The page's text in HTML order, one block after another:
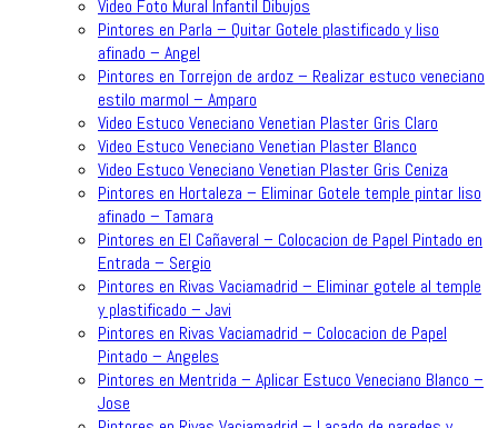
Video Foto Mural Infantil Dibujos
Pintores en Parla – Quitar Gotele plastificado y liso
afinado – Angel
Pintores en Torrejon de ardoz – Realizar estuco veneciano
estilo marmol – Amparo
Video Estuco Veneciano Venetian Plaster Gris Claro
Video Estuco Veneciano Venetian Plaster Blanco
Video Estuco Veneciano Venetian Plaster Gris Ceniza
Pintores en Hortaleza – Eliminar Gotele temple pintar liso
afinado – Tamara
Pintores en El Cañaveral – Colocacion de Papel Pintado en
Entrada – Sergio
Pintores en Rivas Vaciamadrid – Eliminar gotele al temple
y plastificado – Javi
Pintores en Rivas Vaciamadrid – Colocacion de Papel
Pintado – Angeles
Pintores en Mentrida – Aplicar Estuco Veneciano Blanco –
Jose